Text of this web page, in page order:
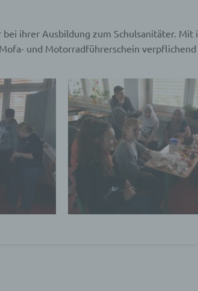
bei ihrer Ausbildung zum Schulsanitäter.
und Motorradführerschein